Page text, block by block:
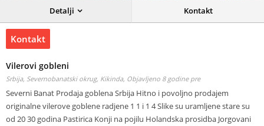
Detalji Kontakt
Kontakt
Vilerovi gobleni
Srbija, Severnobanatski okrug, Kikinda, Objavljeno 8 godine pre
Severni Banat Prodaja goblena Srbija Hitno i povoljno prodajem
originalne vilerove goblene radjene 1 1 i 1 4 Slike su uramljene stare su
od 20 30 godina Pastirica Konji na pojilu Holandska prosidba Jorgovani